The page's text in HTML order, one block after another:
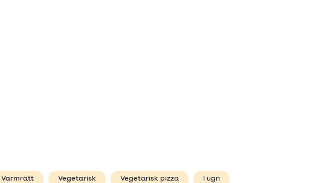
Varmrätt Vegetarisk Vegetarisk pizza I ugn